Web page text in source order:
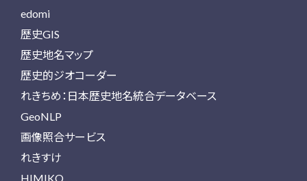
edomi
歴史GIS
歴史地名マップ
歴史的ジオコーダー
れきちめ：日本歴史地名統合データベース
GeoNLP
画像照合サービス
れきすけ
HIMIKO